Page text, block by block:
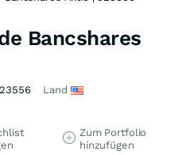
Bancshares
Land
Zum Portfolio
hinzufügen